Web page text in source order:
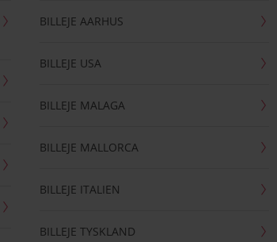
BILLEJE AARHUS
BILLEJE USA
BILLEJE MALAGA
BILLEJE MALLORCA
BILLEJE ITALIEN
BILLEJE TYSKLAND